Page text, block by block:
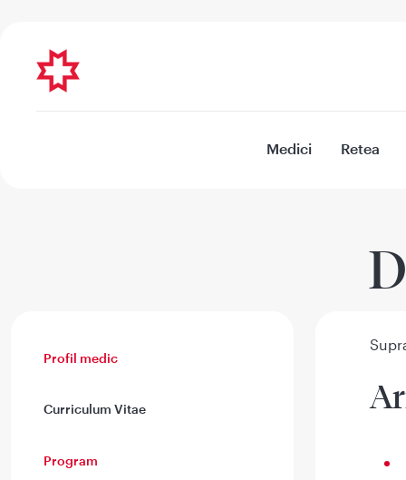
Medici Retea
Profil medic
Curriculum Vitae
Program